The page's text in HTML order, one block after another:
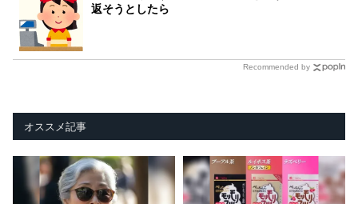
返そうとしたら
Recommended by
オススメ記事